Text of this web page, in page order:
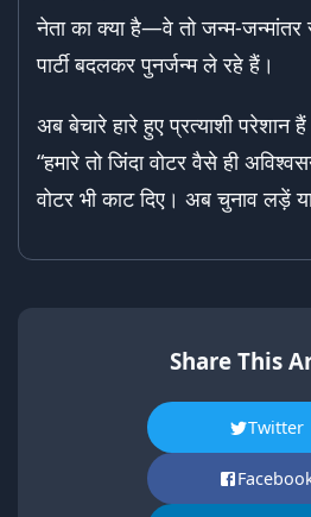
नेता का क्या है—वे तो जन्म-
पार्टी बदलकर पुनर्जन्म ले रहे हैं।
अब बेचारे हारे हुए प्रत्याशी
“हमारे तो जिंदा वोटर वैसे ही
वोटर भी काट दिए। अब चुनाव लड़ें या
Share This
Twitter